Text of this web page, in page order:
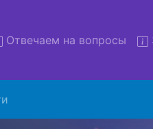
Отвечаем на вопросы
1201.3 M
с вывозом - чтобы